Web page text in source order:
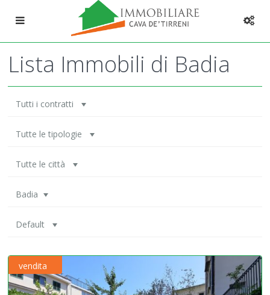
Lista Immobili di Badia
Tutti i contratti
Tutte le tipologie
Tutte le città
Badia
Default
vendita